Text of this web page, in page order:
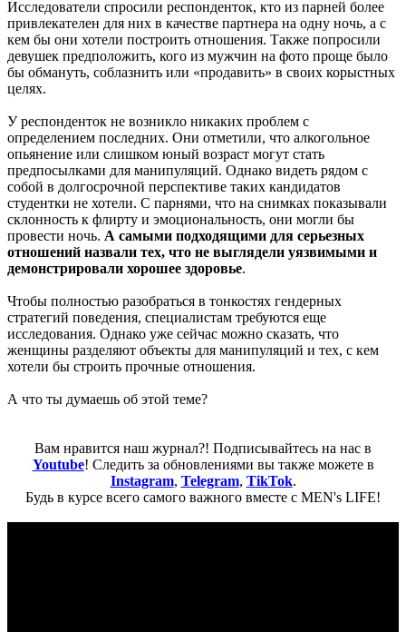
Исследователи спросили респонденток, кто из парней более
привлекателен для них в качестве партнера на одну ночь, а с
кем бы они хотели построить отношения. Также попросили
девушек предположить, кого из мужчин на фото проще было
бы обмануть, соблазнить или «продавить» в своих корыстных
целях.
У респонденток не возникло никаких проблем с
определением последних. Они отметили, что алкогольное
опьянение или слишком юный возраст могут стать
предпосылками для манипуляций. Однако видеть рядом с
собой в долгосрочной перспективе таких кандидатов
студентки не хотели. С парнями, что на снимках показывали
склонность к флирту и эмоциональность, они могли бы
провести ночь. А самыми подходящими для серьезных
отношений назвали тех, что не выглядели уязвимыми и
демонстрировали хорошее здоровье.
Чтобы полностью разобраться в тонкостях гендерных
стратегий поведения, специалистам требуются еще
исследования. Однако уже сейчас можно сказать, что
женщины разделяют объекты для манипуляций и тех, с кем
хотели бы строить прочные отношения.
А что ты думаешь об этой теме?
Вам нравится наш журнал?! Подписывайтесь на нас в
Youtube! Следить за обновлениями вы также можете в
Instagram, Telegram, TikTok.
Будь в курсе всего самого важного вместе с MEN's LIFE!